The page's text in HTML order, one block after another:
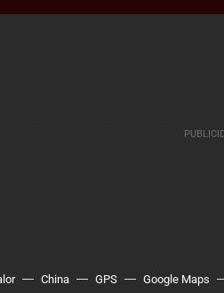
China GPS Google Maps